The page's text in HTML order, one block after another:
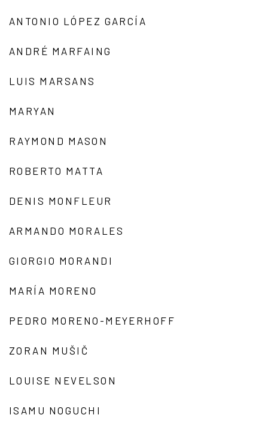
ANTONIO LÓPEZ GARCÍA
ANDRÉ MARFAING
LUIS MARSANS
MARYAN
RAYMOND MASON
ROBERTO MATTA
DENIS MONFLEUR
ARMANDO MORALES
GIORGIO MORANDI
MARÍA MORENO
PEDRO MORENO-MEYERHOFF
ZORAN MUŠIČ
LOUISE NEVELSON
ISAMU NOGUCHI